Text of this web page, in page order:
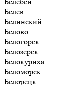
Белёв
Белинский
Белово
Белогорск
Белозерск
Белокуриха
Беломорск
Белорецк